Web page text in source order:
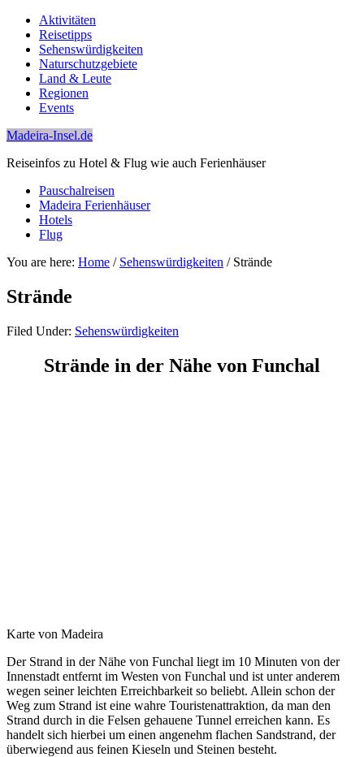
Aktivitäten
Reisetipps
Sehenswürdigkeiten
Naturschutzgebiete
Land & Leute
Regionen
Events
Madeira-Insel.de
Reiseinfos zu Hotel & Flug wie auch Ferienhäuser
Pauschalreisen
Madeira Ferienhäuser
Hotels
Flug
You are here: Home / Sehenswürdigkeiten /Strände
Strände
Filed Under: Sehenswürdigkeiten
Strände in der Nähe von Funchal
Karte von Madeira
Der Strand in der Nähe von Funchal liegt im 10 Minuten von der
Innenstadt entfernt im Westen von Funchal und ist unter anderem
wegen seiner leichten Erreichbarkeit so beliebt. Allein schon der
Weg zum Strand ist eine wahre Touristenattraktion, da man den
Strand durch in die Felsen gehauene Tunnel erreichen kann. Es
handelt sich hierbei um einen angenehm flachen Sandstrand, der
überwiegend aus feinen Kieseln und Steinen besteht.